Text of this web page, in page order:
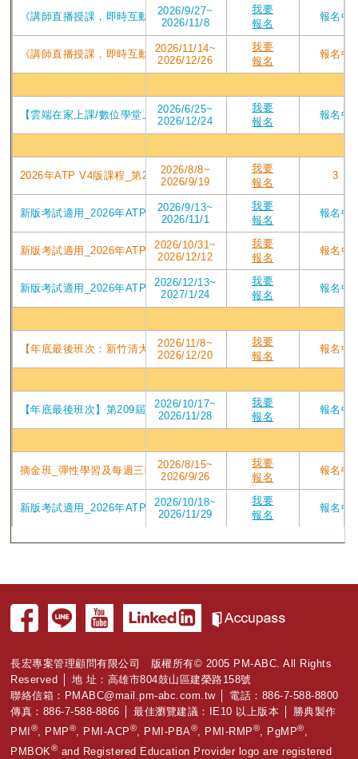
2026/9/27~
2026/11/8
我要
報名
報名中
2026/11/14~
2026/12/26
我要
報名
報名中
2026/6/25~
2026/12/24
我要
報名
報名中
2026/8/8~
2026/9/19
我要
報名
3
2026/9/13~
2026/11/1
我要
報名
報名中
2026/10/31~
2026/12/12
我要
報名
報名中
2026/12/13~
2027/1/24
我要
報名
報名中
2026/11/8~
2026/12/20
我要
報名
報名中
2026/10/17~
2026/11/28
我要
報名
報名中
2026/8/15~
2026/9/26
我要
報名
報名中
2026/10/18~
2026/11/29
我要
報名
報名中
《講師直播授課，即時互動提問》_2026年ATP V4版課程_直播視訊
《講師直播授課，即時互動提問》2026年ATP V4版課程_直播視訊
【雲端在家上課/數位學堂上課二擇一】第175屆_2026年下半年PMP
2026年ATP V4版課程_第209屆東吳台北班PMP認證培訓專案_2026/
新版考試適用_2026年ATP V4版課程_第210屆東吳台北班PMP認證培
新版考試適用_2026年ATP V4版課程_第211屆東吳台北班PMP認證培
新版考試適用_2026年ATPV4版課程_第212屆東吳台北班PMP認證培
【年底最後班次：新竹清大PMP第208屆】2026/11/8週日實體班
【年底最後班次】第209屆台中東海2026/10/17週六班_2026年7月
摘金班_彈性學習及每週三晚上讀書會_在10/25前考取PMP有獎學金
新版考試適用_2026年ATP V4版課程 第208屆高雄班PMP認證培訓專
長宏專案管理顧問有限公司 版權所有© 2005 PM-ABC. All Rights
Reserved │ 地 址：高雄市804鼓山區建榮路158號
聯絡信箱： PMABC@mail.pm-abc.com.tw│ 電話：886-7-588-8800
傳真：886-7-588-8866 │ 最佳瀏覽建議：IE10 以上版本 │ 勝典製作
PMI ®, PMP®, PMI-ACP®, PMI-PBA®, PMI-RMP®, PgMP®,
PMBOK® and Registered Education Provider logo are registered